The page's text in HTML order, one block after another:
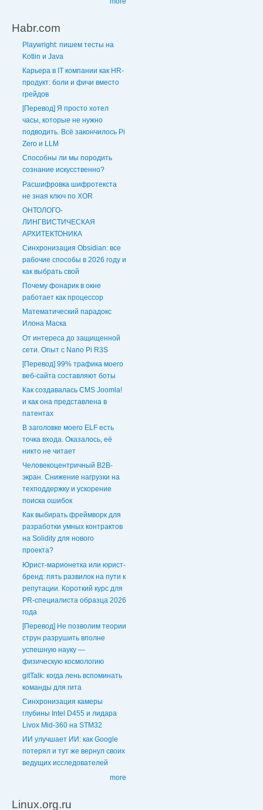
Habr.com
Playwright: пишем тесты на
Kotlin и Java
Карьера в IT компании как HR-
продукт: боли и фичи вместо
грейдов
[Перевод] Я просто хотел
часы, которые не нужно
подводить. Всё закончилось Pi
Zero и LLM
Способны ли мы породить
сознание искусственно?
Расшифровка шифротекста
не зная ключ по XOR
ОНТОЛОГО-
ЛИНГВИСТИЧЕСКАЯ
АРХИТЕКТОНИКА
Синхронизация Obsidian: все
рабочие способы в 2026 году и
как выбрать свой
Почему фонарик в окне
работает как процессор
Математический парадокс
Илона Маска
От интереса до защищенной
сети. Опыт с Nano Pi R3S
[Перевод] 99% трафика моего
веб‑сайта составляют боты
Как создавалась CMS Joomla!
и как она представлена в
патентах
В заголовке моего ELF есть
точка входа. Оказалось, её
никто не читает
Человекоцентричный B2B-
экран. Снижение нагрузки на
техподдержку и ускорение
поиска ошибок
Как выбирать фреймворк для
разработки умных контрактов
на Solidity для нового
проекта?
Юрист-марионетка или юрист-
бренд: пять развилок на пути к
репутации. Короткий курс для
PR-специалиста образца 2026
года
[Перевод] Не позволим теории
струн разрушить вполне
успешную науку —
физическую космологию
gitTalk: когда лень вспоминать
команды для гита
Синхронизация камеры
глубины Intel D455 и лидара
Livox Mid-360 на STM32
ИИ улучшает ИИ: как Google
потерял и тут же вернул своих
ведущих исследователей
more
Linux.org.ru